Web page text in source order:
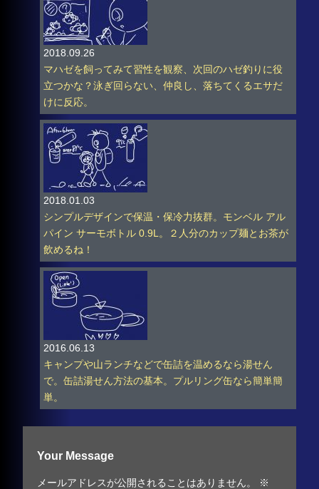
2018.09.26
マハゼを飼ってみて習性を観察、次回のハゼ釣りに役
立つかな？泳ぎ回らない、仲良し、落ちてくるエサだ
けに反応。
2018.01.03
シンプルデザインで保温・保冷力抜群。モンベル アル
パイン サーモボトル 0.9L。２人分のカップ麺とお茶が
飲めるね！
2016.06.13
キャンプや山ランチなどで缶詰を温めるなら湯せん
で。缶詰湯せん方法の基本。プルリング缶なら簡単簡
単。
Your Message
メールアドレスが公開されることはありません。
※